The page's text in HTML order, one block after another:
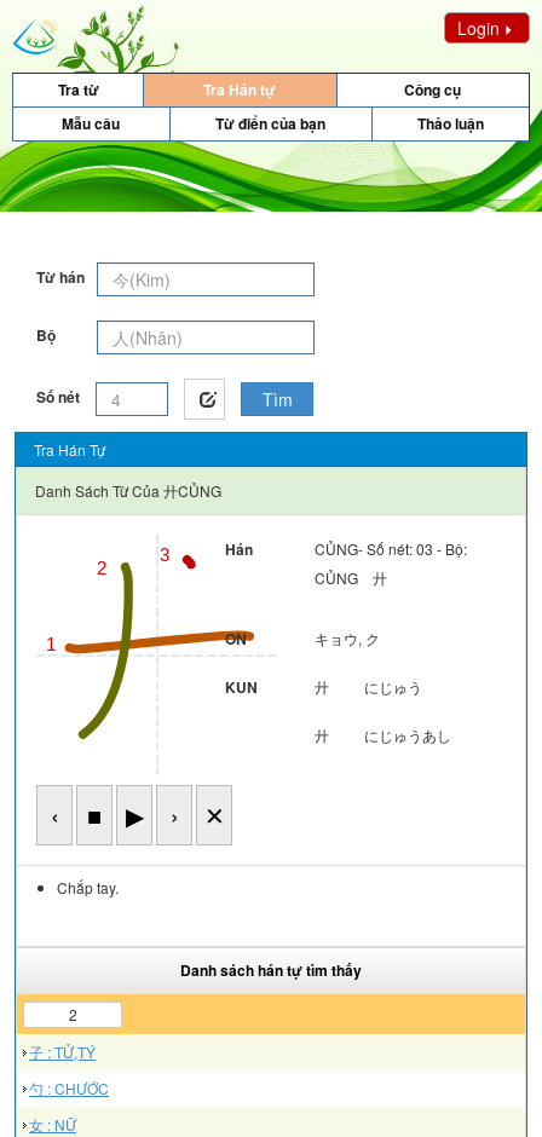
Login
Tra từ Tra Hán tự
Công cụ
Mẫu câu
Từ điển của bạn Thảo luận
Từ hán
Bộ
Số nét Tìm
Tra Hán Tự
Danh Sách Từ Của 廾CỦNG
1
2
3
‹ ■ ▶ › ✕
Hán
CỦNG- Số nét: 03 - Bộ:
CỦNG 廾
ON キョウ, ク
KUN 廾 にじゅう
廾 にじゅうあし
Chắp tay.
Danh sách hán tự tìm thấy
2
子 : TỬ,TÝ
勺 : CHƯỚC
女 : NỮ